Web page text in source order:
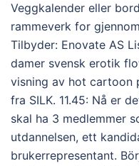
Veggkalender eller
rammeverk for
Tilbyder: Enovate AS
damer svensk erotik
visning av hot cartoon
fra SILK. 11.45: Nå er
skal ha 3 medlemmer
utdannelsen, ett
brukerrepresentant.